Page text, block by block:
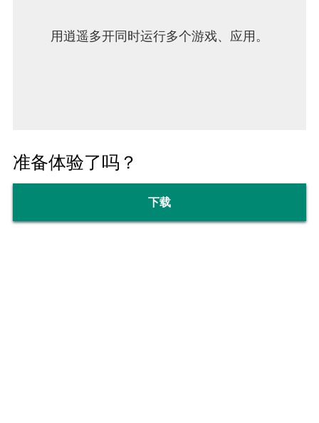
用逍遥多开同时运行多个游戏、应用。
准备体验了吗？
下载